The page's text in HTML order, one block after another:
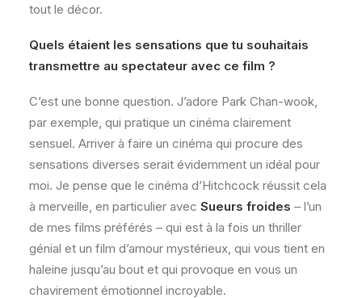
tout le décor.
Quels étaient les sensations que tu souhaitais
transmettre au spectateur avec ce film ?
C’est une bonne question. J’adore Park Chan-wook,
par exemple, qui pratique un cinéma clairement
sensuel. Arriver à faire un cinéma qui procure des
sensations diverses serait évidemment un idéal pour
moi. Je pense que le cinéma d’Hitchcock réussit cela
à merveille, en particulier avec Sueurs froides – l’un
de mes films préférés – qui est à la fois un thriller
génial et un film d’amour mystérieux, qui vous tient en
haleine jusqu’au bout et qui provoque en vous un
chavirement émotionnel incroyable.